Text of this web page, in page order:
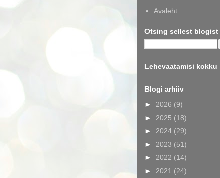
Avaleht
Otsing sellest blogist
Lehevaatamisi kokku
Blogi arhiiv
► 2026 (9)
► 2025 (18)
► 2024 (29)
► 2023 (51)
► 2022 (14)
► 2021 (24)